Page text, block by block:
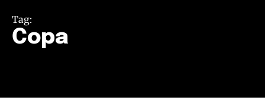
Tag:
Copa